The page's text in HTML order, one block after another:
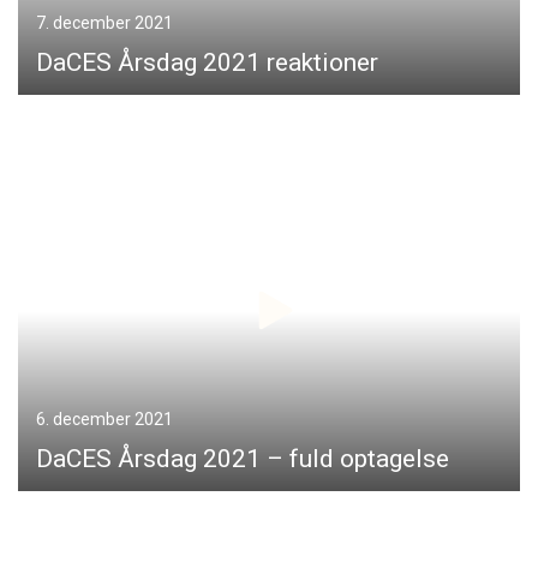
7. december 2021
DaCES Årsdag 2021 reaktioner
6. december 2021
DaCES Årsdag 2021 – fuld optagelse